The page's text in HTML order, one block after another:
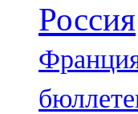
Россия